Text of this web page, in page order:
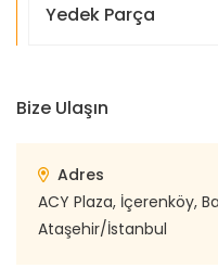
Yedek Parça
Bize Ulaşın
Adres
ACY Plaza, İçerenköy,
Ataşehir/İstanbul